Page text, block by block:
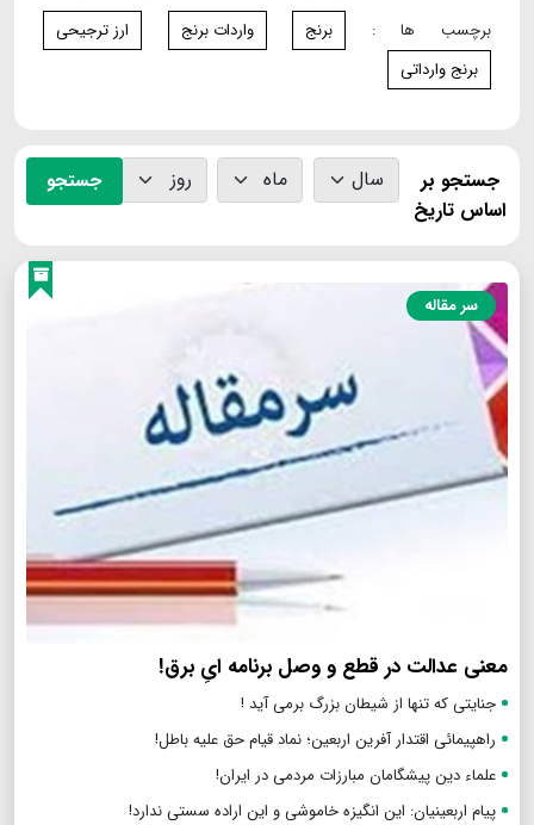
برچسب ها : برنج واردات برنج
ارز ترجیحی
برنج وارداتی
جستجو بر
اساس تاریخ
جستجو
سر مقاله
معنی عدالت در قطع و وصل برنامه ایِ برق!
جنایتی که تنها از شیطان بزرگ برمی آید !
راهپیمائی اقتدار آفرین اربعین؛ نماد قیام حق علیه باطل!
علماء دین پیشگامان مبارزات مردمی در ایران!
پیام اربعینیان: این انگیزه خاموشی و این اراده سستی ندارد!